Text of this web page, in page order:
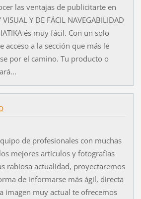
las ventajas de publicitarte en
Y DE FÁCIL NAVEGABILIDAD
és muy fácil. Con un solo
acceso a la sección que más le
por el camino. Tu producto o
de profesionales con muchas
mejores artículos y fotografías
rabiosa actualidad, proyectaremos
de informarse más ágil, directa
imagen muy actual te ofrecemos